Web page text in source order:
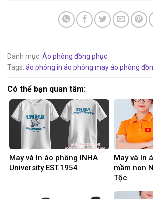
Danh mục: Áo phông đồng phục
Tags: áo phông in áo phông may áo phông
Có thể bạn quan tâm:
May và In áo phông INHA
University EST.1954
May và In
mầm non
Tộc